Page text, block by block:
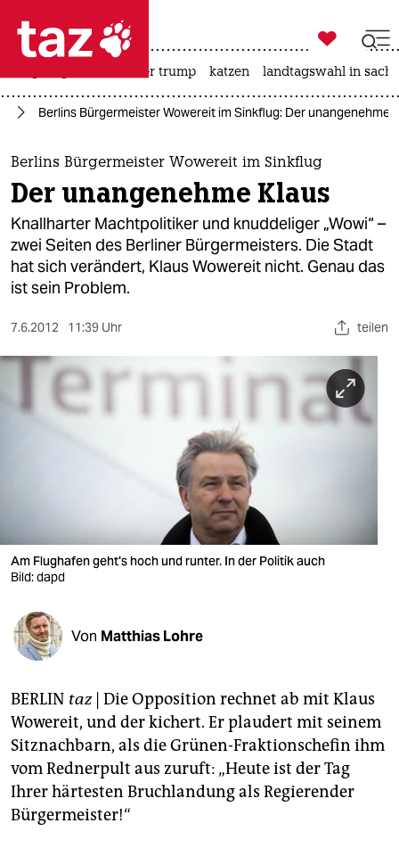
 taz zahl ich
taz zahl ich
themen
politik
öko
gesellschaft
kultur
sport
berlin
verlag
shop
fragen & hilfe
unterstützen
abo
genossenschaft
epaper login

taz zahl ich
usa unter trump katzen landtagswahl in
Berlins Bürgermeister Wowereit im Sinkflug: Der unangenehme
Berlins Bürgermeister Wowereit im Sinkflug
Der unangenehme Klaus
Knallharter Machtpolitiker und knuddeliger „Wowi“ –
zwei Seiten des Berliner Bürgermeisters. Die Stadt
hat sich verändert, Klaus Wowereit nicht. Genau das
ist sein Problem.
7.6.2012 11:39 Uhr teilen
Am Flughafen geht's hoch und runter. In der Politik auch
Bild: dapd
Von Matthias Lohre
BERLIN taz| Die Opposition rechnet ab mit Klaus
Wowereit, und der kichert. Er plaudert mit seinem
Sitznachbarn, als die Grünen-Fraktionschefin ihm
vom Rednerpult aus zuruft: „Heute ist der Tag
Ihrer härtesten Bruchlandung als Regierender
Bürgermeister!“